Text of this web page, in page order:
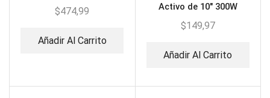
1800W
$474,99
Añadir Al Carrito
Activo de 10″ 300W
$149,97
Añadir Al Carrito